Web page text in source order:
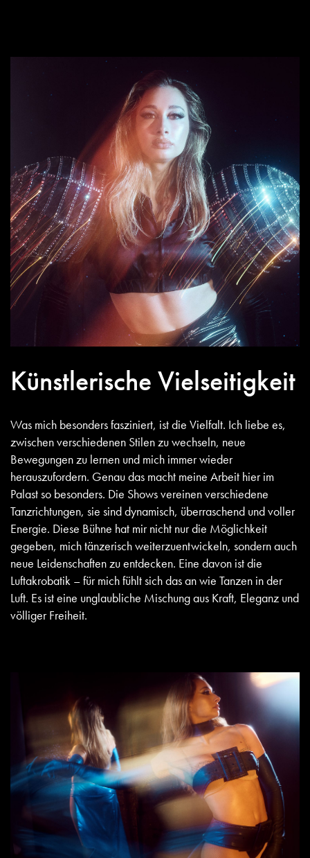
Künstlerische Vielseitigkeit
Was mich besonders fasziniert, ist die Vielfalt. Ich liebe es,
zwischen verschiedenen Stilen zu wechseln, neue
Bewegungen zu lernen und mich immer wieder
herauszufordern. Genau das macht meine Arbeit hier im
Palast so besonders. Die Shows vereinen verschiedene
Tanzrichtungen, sie sind dynamisch, überraschend und voller
Energie. Diese Bühne hat mir nicht nur die Möglichkeit
gegeben, mich tänzerisch weiterzuentwickeln, sondern auch
neue Leidenschaften zu entdecken. Eine davon ist die
Luftakrobatik – für mich fühlt sich das an wie Tanzen in der
Luft. Es ist eine unglaubliche Mischung aus Kraft, Eleganz und
völliger Freiheit.